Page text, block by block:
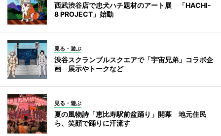
西武渋谷店で忠犬ハチ題材のアート展 「HACHI-
8 PROJECT」始動
見る・遊ぶ
渋谷スクランブルスクエアで「宇宙兄弟」コラボ企
画 展示やトークなど
見る・遊ぶ
夏の風物詩「恵比寿駅前盆踊り」開幕 地元住民
ら、笑顔で踊りに汗流す